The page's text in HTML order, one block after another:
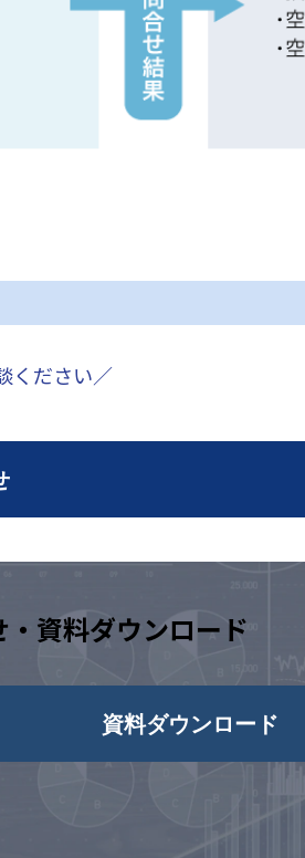
ください／
・資料ダウンロード
資料ダウンロード